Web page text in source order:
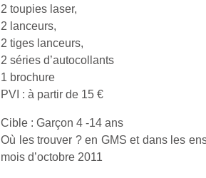
2 toupies laser,
2 lanceurs,
2 tiges lanceurs,
2 séries d’autocollants
1 brochure
PVI : à partir de 15 €
Cible : Garçon 4 -14 ans
Où les trouver ? en GMS et dans les
mois d’octobre 2011
NextGen,
une
nouvelle
trottinette
pour les